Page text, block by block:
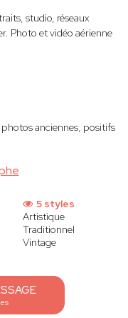
studio, réseaux
Photo et vidéo aérienne
anciennes, positifs
5 styles
Artistique
Traditionnel
Vintage